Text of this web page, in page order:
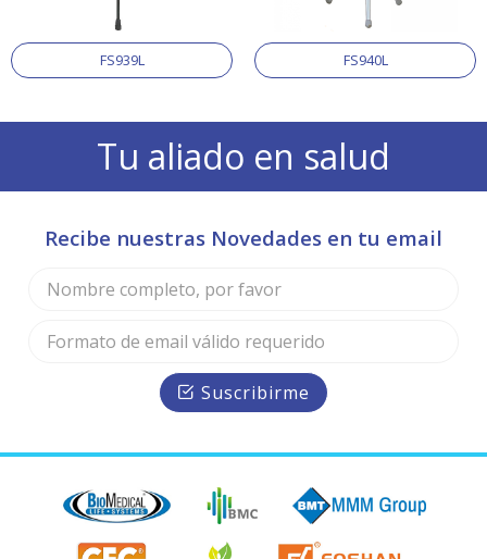
FS939L FS940L
Tu aliado en salud
Recibe nuestras Novedades en tu email
Suscribirme